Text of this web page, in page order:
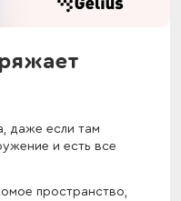
даже если там
и есть все
пространство,